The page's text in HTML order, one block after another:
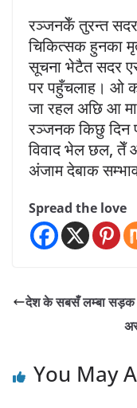
रञ्जनकेँ तुरन्त
चिकित्सक हुनका
सूचना भेटैत सदर
पर पहुँचलाह। ओ
जा रहल अछि आ
रञ्जनक किछु दिन
विवाद भेल छल, तेँ
अंजाम देबाक
Spread the love
देश के सबसँ लम्बा
You May